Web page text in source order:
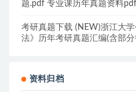
题.pdf 专业课历年真题资料
考研真题下载 (NEW)浙江大
法》历年考研真题汇编(含部
资料归档